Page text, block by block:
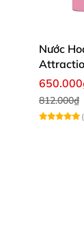
Nước
812.000₫